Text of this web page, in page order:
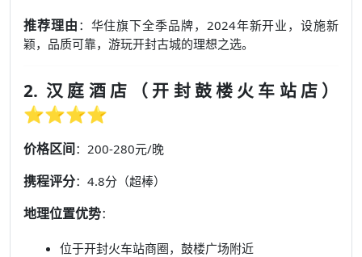
推荐理由 ：华住旗下全季品牌，2024年新开业，设施新
颖，品质可靠，游玩开封古城的理想之选。
2. 汉庭酒店（开封鼓楼火车站店）
⭐⭐⭐⭐
价格区间：200-280元/晚
携程评分：4.8分（超棒）
地理位置优势：
位于开封火车站商圈，鼓楼广场附近